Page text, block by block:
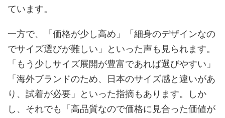
ています。
一方で、「価格が少し高め」「細身のデザインなの
でサイズ選びが難しい」といった声も見られます。
「もう少しサイズ展開が豊富であれば選びやすい」
「海外ブランドのため、日本のサイズ感と違いがあ
り、試着が必要」といった指摘もあります。しか
し、それでも「高品質なので価格に見合った価値が